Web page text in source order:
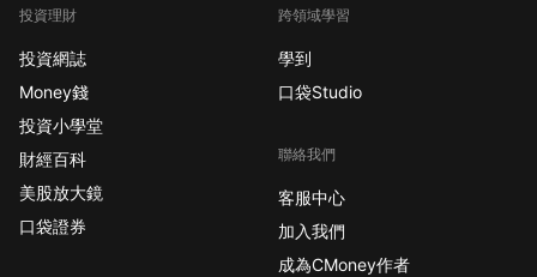
投資理財
投資網誌
Money錢
投資小學堂
財經百科
美股放大鏡
口袋證券
跨領域學習
學到
口袋Studio
聯絡我們
客服中心
加入我們
成為CMoney作者